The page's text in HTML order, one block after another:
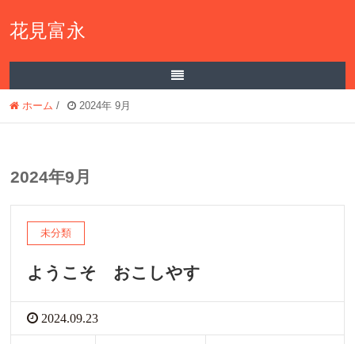
花見富永
ホーム / 2024年 9月
2024年9月
未分類
ようこそ おこしやす
2024.09.23